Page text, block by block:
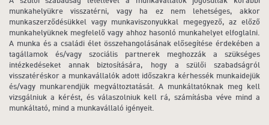
munkahelyükre visszatérni, vagy ha ez nem lehetséges, akkor
munkaszerződésükkel vagy munkaviszonyukkal megegyező, az előző
munkahelyüknek megfelelő vagy ahhoz hasonló munkahelyet elfoglalni.
A munka és a családi élet összehangolásának elősegítése érdekében a
tagállamok és/vagy szociális partnerek meghozzák a szükséges
intézkedéseket annak biztosítására, hogy a szülői szabadságról
visszatéréskor a munkavállalók adott időszakra kérhessék munkaidejük
és/vagy munkarendjük megváltoztatását. A munkáltatóknak meg kell
vizsgálniuk a kérést, és válaszolniuk kell rá, számításba véve mind a
munkáltató, mind a munkavállaló igényeit.